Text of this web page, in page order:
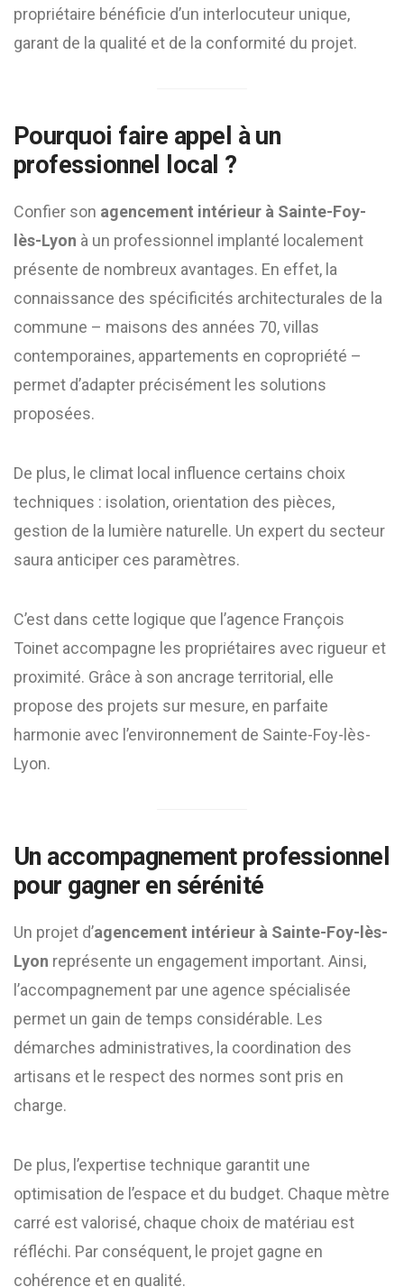
propriétaire bénéficie d’un interlocuteur unique,
garant de la qualité et de la conformité du projet.
Pourquoi faire appel à un
professionnel local ?
Confier son agencement intérieur à Sainte-Foy-
lès-Lyon à un professionnel implanté localement
présente de nombreux avantages. En effet, la
connaissance des spécificités architecturales de la
commune – maisons des années 70, villas
contemporaines, appartements en copropriété –
permet d’adapter précisément les solutions
proposées.
De plus, le climat local influence certains choix
techniques : isolation, orientation des pièces,
gestion de la lumière naturelle. Un expert du secteur
saura anticiper ces paramètres.
C’est dans cette logique que l’agence François
Toinet accompagne les propriétaires avec rigueur et
proximité. Grâce à son ancrage territorial, elle
propose des projets sur mesure, en parfaite
harmonie avec l’environnement de Sainte-Foy-lès-
Lyon.
Un accompagnement professionnel
pour gagner en sérénité
Un projet d’agencement intérieur à Sainte-Foy-lès-
Lyon représente un engagement important. Ainsi,
l’accompagnement par une agence spécialisée
permet un gain de temps considérable. Les
démarches administratives, la coordination des
artisans et le respect des normes sont pris en
charge.
De plus, l’expertise technique garantit une
optimisation de l’espace et du budget. Chaque mètre
carré est valorisé, chaque choix de matériau est
réfléchi. Par conséquent, le projet gagne en
cohérence et en qualité.